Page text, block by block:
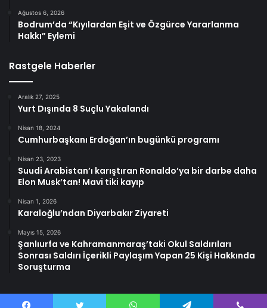
Ağustos 6, 2026
Bodrum’da “Kıyılardan Eşit ve Özgürce Yararlanma
Hakkı” Eylemi
Rastgele Haberler
Aralık 27, 2025
Yurt Dışında 8 Suçlu Yakalandı
Nisan 18, 2024
Cumhurbaşkanı Erdoğan’ın bugünkü programı
Nisan 23, 2023
Suudi Arabistan’ı karıştıran Ronaldo’ya bir darbe daha
Elon Musk’tan! Mavi tiki kayıp
Nisan 1, 2026
Karaloğlu’ndan Diyarbakır Ziyareti
Mayıs 15, 2026
Şanlıurfa ve Kahramanmaraş’taki Okul Saldırıları
Sonrası Saldırı İçerikli Paylaşım Yapan 25 Kişi Hakkında
Soruşturma